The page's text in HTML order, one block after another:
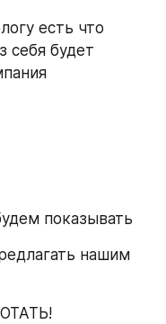
есть что
себя будет
показывать
нашим